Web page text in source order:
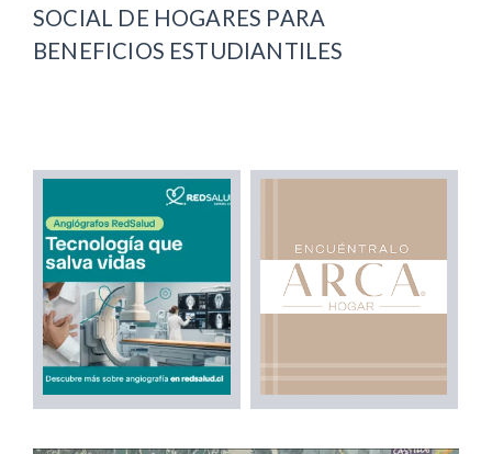
SOCIAL DE HOGARES PARA
BENEFICIOS ESTUDIANTILES